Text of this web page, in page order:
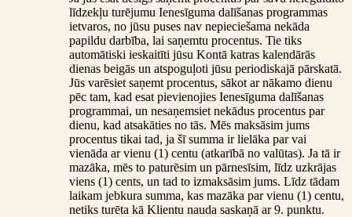
līdzekļu turējumu Ienesīguma dalīšanas programmas
ietvaros, no jūsu puses nav nepieciešama nekāda
papildu darbība, lai saņemtu procentus. Tie tiks
automātiski ieskaitīti jūsu Kontā katras kalendārās
dienas beigās un atspoguļoti jūsu periodiskajā pārskatā.
Jūs varēsiet saņemt procentus, sākot ar nākamo dienu
pēc tam, kad esat pievienojies Ienesīguma dalīšanas
programmai, un nesaņemsiet nekādus procentus par
dienu, kad atsakāties no tās. Mēs maksāsim jums
procentus tikai tad, ja šī summa ir lielāka par vai
vienāda ar vienu (1) centu (atkarībā no valūtas). Ja tā ir
mazāka, mēs to paturēsim un pārnesīsim, līdz uzkrājas
viens (1) cents, un tad to izmaksāsim jums. Līdz tādam
laikam jebkura summa, kas mazāka par vienu (1) centu,
netiks turēta kā Klientu nauda saskaņā ar 9. punktu.